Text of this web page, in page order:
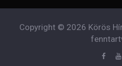
Copyright © 2026 Körös